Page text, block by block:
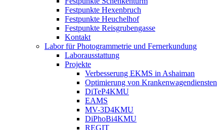
Festpunkte Hexenbruch
Festpunkte Heuchelhof
Festpunkte Reisgrubengasse
Kontakt
Labor für Photogrammetrie und Fernerkundung
Laborausstattung
Projekte
Verbesserung EKMS in Ashaiman
Optimierung von Krankenwagendiensten
DiTeP4KMU
EAMS
MV-3D4KMU
DiPhoBi4KMU
REGIT